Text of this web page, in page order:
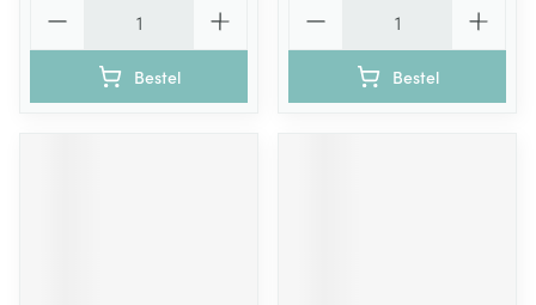
Bestel Bestel